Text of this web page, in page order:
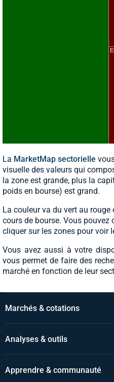
La MarketMap sectorielle
visuelle des valeurs qui
la zone est grande, plus la
poids en bourse) est grand.
La couleur va du vert au
cours de bourse. Vous pouvez
cliquer sur les zones pour voir
Vous avez aussi à votre
vous permet de faire des
marché en fonction de leur
Marchés & cotations
Analyses & outils
Apprendre & communauté